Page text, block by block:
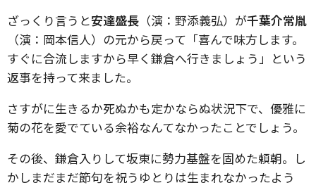
ざっくり言うと安達盛長 （演：野添義弘）が千葉介常胤
（演：岡本信人）の元から戻って「喜んで味方します。
すぐに合流しますから早く鎌倉へ行きましょう」という
返事を持って来ました。
さすがに生きるか死ぬかも定かならぬ状況下で、優雅に
菊の花を愛でている余裕なんてなかったことでしょう。
その後、鎌倉入りして坂東に勢力基盤を固めた頼朝。し
かしまだまだ節句を祝うゆとりは生まれなかったよう